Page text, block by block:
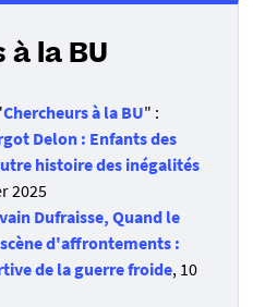
la BU
Chercheurs à la BU" :
Delon : Enfants des
histoire des inégalités
2025
Dufraisse, Quand le
d'affrontements :
de la guerre froide, 10